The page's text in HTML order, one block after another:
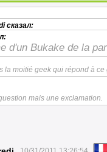
сказал:
d'un Bukake de la
la moitié geek qui répond à
mais une exclamation.